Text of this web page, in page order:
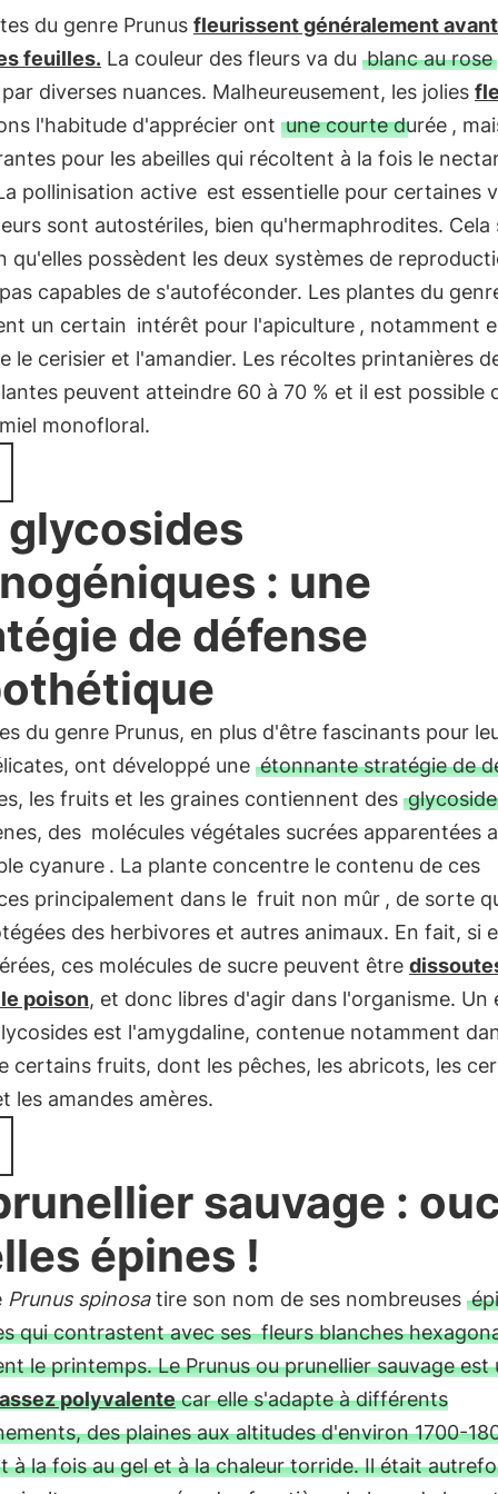
du genre Prunus fleurissent généralement
feuilles.La couleur des fleurs va du blanc au rose
diverses nuances. Malheureusement, les jolies
l'habitude d'apprécier ont une courte durée ,
pour les abeilles qui récoltent à la fois le
pollinisation active est essentielle pour certaines
sont autostériles, bien qu'hermaphrodites. Cela
qu'elles possèdent les deux systèmes de
capables de s'autoféconder. Les plantes du
un certain intérêt pour l'apiculture , notamment
le cerisier et l'amandier. Les récoltes printanières
peuvent atteindre 60 à 70 % et il est possible
monofloral.
glycosides
: une
de défense
du genre Prunus, en plus d'être fascinants pour
ont développé une étonnante stratégie de
les fruits et les graines contiennent des
des molécules végétales sucrées apparentées
cyanure . La plante concentre le contenu de ces
principalement dans le fruit non mûr , de sorte
des herbivores et autres animaux. En fait, si
ces molécules de sucre peuvent être
poison, et donc libres d'agir dans l'organisme. Un
est l'amygdaline, contenue notamment
certains fruits, dont les pêches, les abricots, les
les amandes amères.
sauvage :
épines !
Prunus spinosatire son nom de ses nombreuses
qui contrastent avec sesfleurs blanches
le printemps. Le Prunus ou prunellier sauvage est
polyvalentecar elle s'adapte à différents
des plaines aux altitudes d'environ 1700-
à la fois au gel et à la chaleur torride. Il était